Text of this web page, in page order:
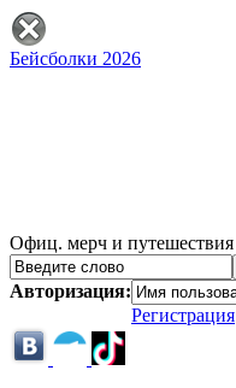
Бейсболки 2026
Офиц. мерч и путешествия
Авторизация:
Регистрация